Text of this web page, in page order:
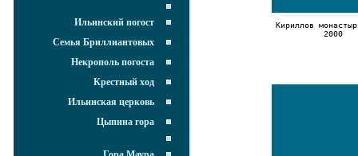
Ильинский погост
Семья Бриллиантовых
Некрополь погоста
Крестный ход
Ильинская церковь
Цыпина гора
Кириллов
2000